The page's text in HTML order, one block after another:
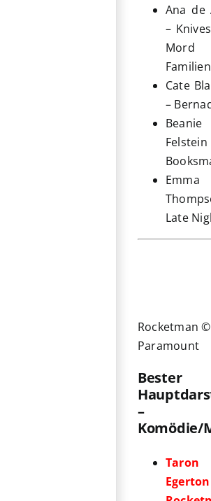
Ana de
–
Cate
–
Beanie
Emma
Late
Rocketman
Paramount
Bester
–
Komödie/
Taron